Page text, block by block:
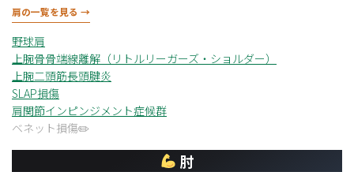
肩の一覧を見る →
野球肩
上腕骨骨端線離解（リトルリーガーズ・ショルダー）
上腕二頭筋長頭腱炎
SLAP損傷
肩関節インピンジメント症候群
ベネット損傷
肘